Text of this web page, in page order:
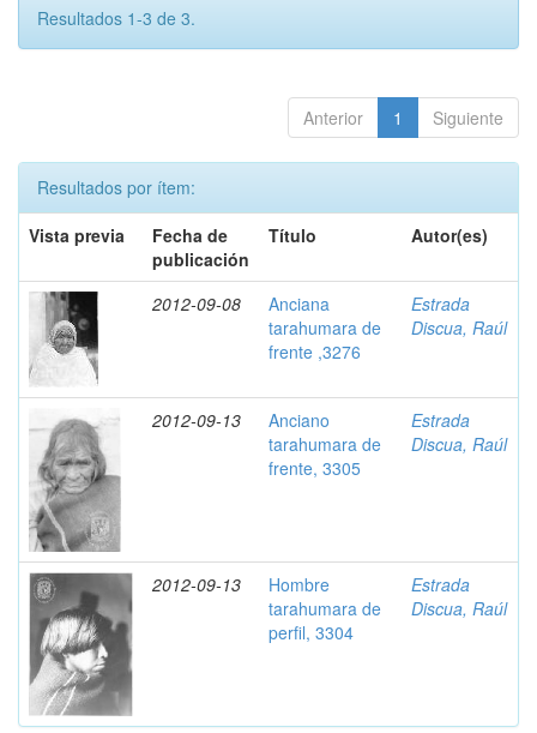
Resultados 1-3 de 3.
Anterior 1 Siguiente
Resultados por ítem:
Vista previa
Fecha de
publicación
Título Autor(es)
2012-09-08
Anciana
tarahumara de
frente ,3276
Estrada
Discua, Raúl
2012-09-13
Anciano
tarahumara de
frente, 3305
Estrada
Discua, Raúl
2012-09-13
Hombre
tarahumara de
perfil, 3304
Estrada
Discua, Raúl